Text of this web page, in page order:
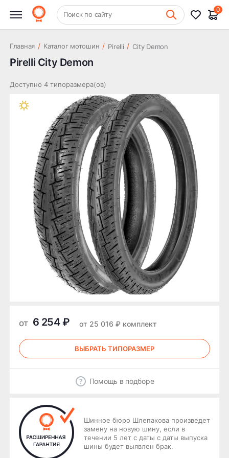
+7 (831) 261-35-35 Шиномонтаж
Поиск по сайту
0
Главная / Каталог мотошин / Pirelli / City Demon
Pirelli City Demon
Доступно 4 типоразмера(ов)
от 6 254 ₽ от 25 016 ₽ комплект
ВЫБРАТЬ ТИПОРАЗМЕР
Помощь в подборе
Шинное бюро Шлепакова произведет
замену на новую шину, если в
течении 5 лет с даты с даты выпуска
шины будет выявлен брак.